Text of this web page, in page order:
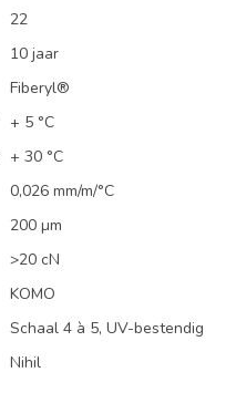
22
10 jaar
Fiberyl®
+ 5 °C
+ 30 °C
0,026 mm/m/°C
200 µm
>20 cN
KOMO
Schaal 4 à 5, UV-bestendig
Nihil